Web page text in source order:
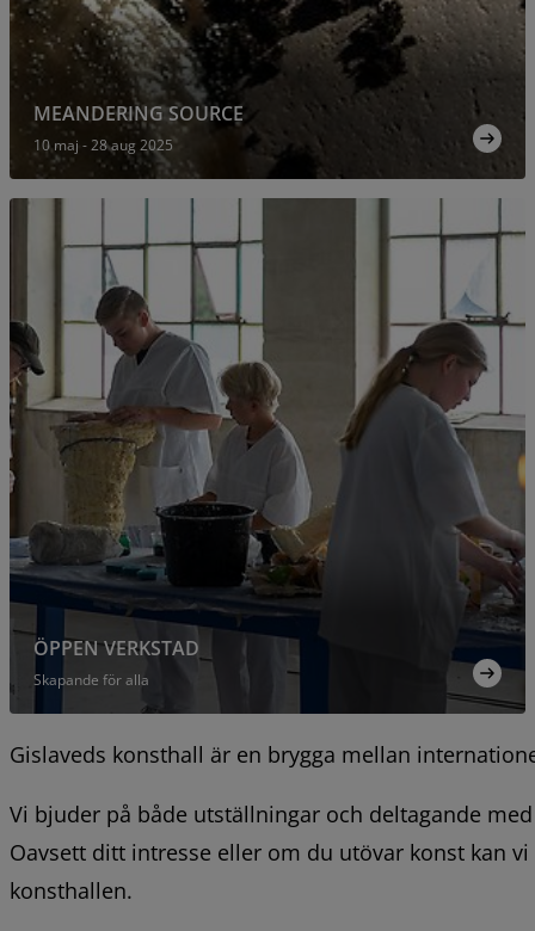
MEANDERING SOURCE
10 maj - 28 aug 2025
ÖPPEN VERKSTAD
Skapande för alla
Gislaveds konsthall är en brygga mellan
Vi bjuder på både utställningar och deltagande
Oavsett ditt intresse eller om du utövar konst kan
konsthallen.